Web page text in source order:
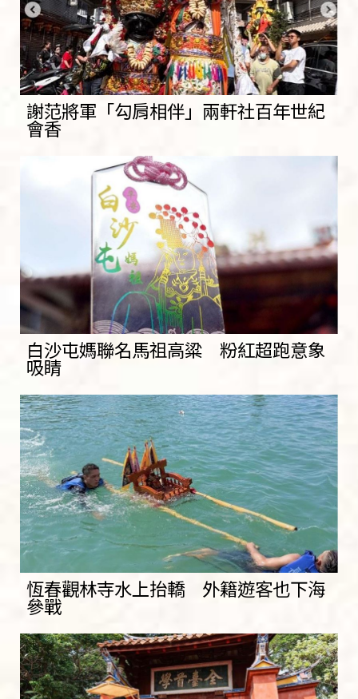
謝范將軍「勾肩相伴」兩軒社百年世紀
會香
白沙屯媽聯名馬祖高粱 粉紅超跑意象
吸睛
恆春觀林寺水上抬轎 外籍遊客也下海
參戰